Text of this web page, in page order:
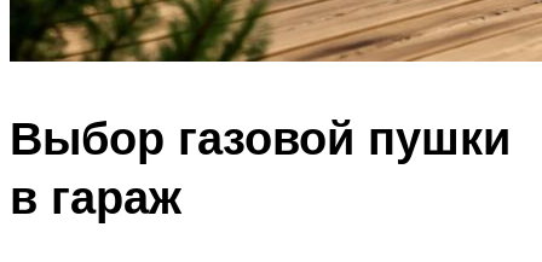
Выбор газовой пушки
в гараж